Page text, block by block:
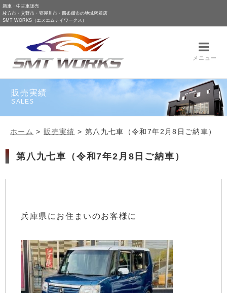
新車・中古車販売
枚方市・交野市・寝屋川市・四条畷市の地域密着店
SMT WORKS（エスエムテイワークス）
メニュー
販売実績
SALES
ホーム >販売実績 > 第八九七車（令和7年2月8日ご納車）
第八九七車（令和7年2月8日ご納車）
兵庫県にお住まいのお客様に